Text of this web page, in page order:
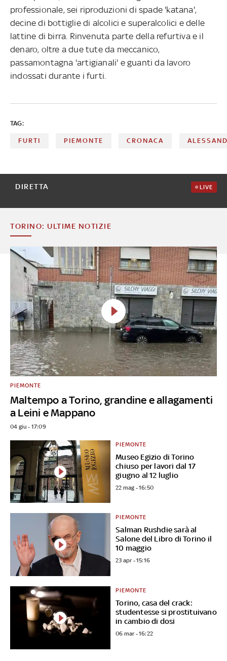
professionale, sei riproduzioni di spade 'katana',
decine di bottiglie di alcolici e superalcolici e delle
lattine di birra. Rinvenuta parte della refurtiva e il
denaro, oltre a due tute da meccanico,
passamontagna 'artigianali' e guanti da lavoro
indossati durante i furti.
TAG:
FURTI PIEMONTE CRONACA
DIRETTA LIVE
TORINO: ULTIME NOTIZIE
Maltempo a Torino, grandine e allagamenti
a Leini e Mappano
PIEMONTE
04 giu - 17:09
Museo Egizio di Torino
chiuso per lavori dal 17
giugno al 12 luglio
PIEMONTE
22 mag - 16:50
Salman Rushdie sarà al
Salone del Libro di Torino il
10 maggio
PIEMONTE
23 apr - 15:16
Torino, casa del crack:
studentesse si prostituivano
in cambio di dosi
PIEMONTE
06 mar - 16:22